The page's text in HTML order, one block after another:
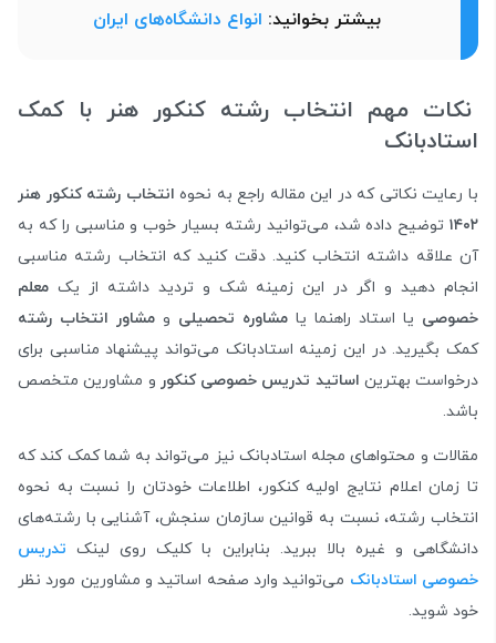
بیشتر بخوانید: انواع دانشگاه‌های ایران
نکات مهم انتخاب رشته کنکور هنر با کمک
استادبانک
با رعایت نکاتی که در این مقاله راجع به نحوه انتخاب رشته کنکور هنر
۱۴۰۲ توضیح داده شد، می‌توانید رشته بسیار خوب و مناسبی را که به
آن علاقه داشته انتخاب کنید. دقت کنید که انتخاب رشته مناسبی
انجام دهید و اگر در این زمینه شک و تردید داشته از یک معلم
خصوصی یا استاد راهنما یا مشاوره تحصیلی و مشاور انتخاب رشته
کمک بگیرید. در این زمینه استادبانک می‌تواند پیشنهاد مناسبی برای
درخواست بهترین اساتید تدریس خصوصی کنکور و مشاورین متخصص
باشد.
مقالات و محتواهای مجله استادبانک نیز می‌تواند به شما کمک کند که
تا زمان اعلام نتایج اولیه کنکور، اطلاعات خودتان را نسبت به نحوه
انتخاب رشته، نسبت به قوانین سازمان سنجش، آشنایی با رشته‌های
دانشگاهی و غیره بالا ببرید. بنابراین با کلیک روی لینک تدریس
خصوصی استادبانک می‌توانید وارد صفحه اساتید و مشاورین مورد نظر
خود شوید.